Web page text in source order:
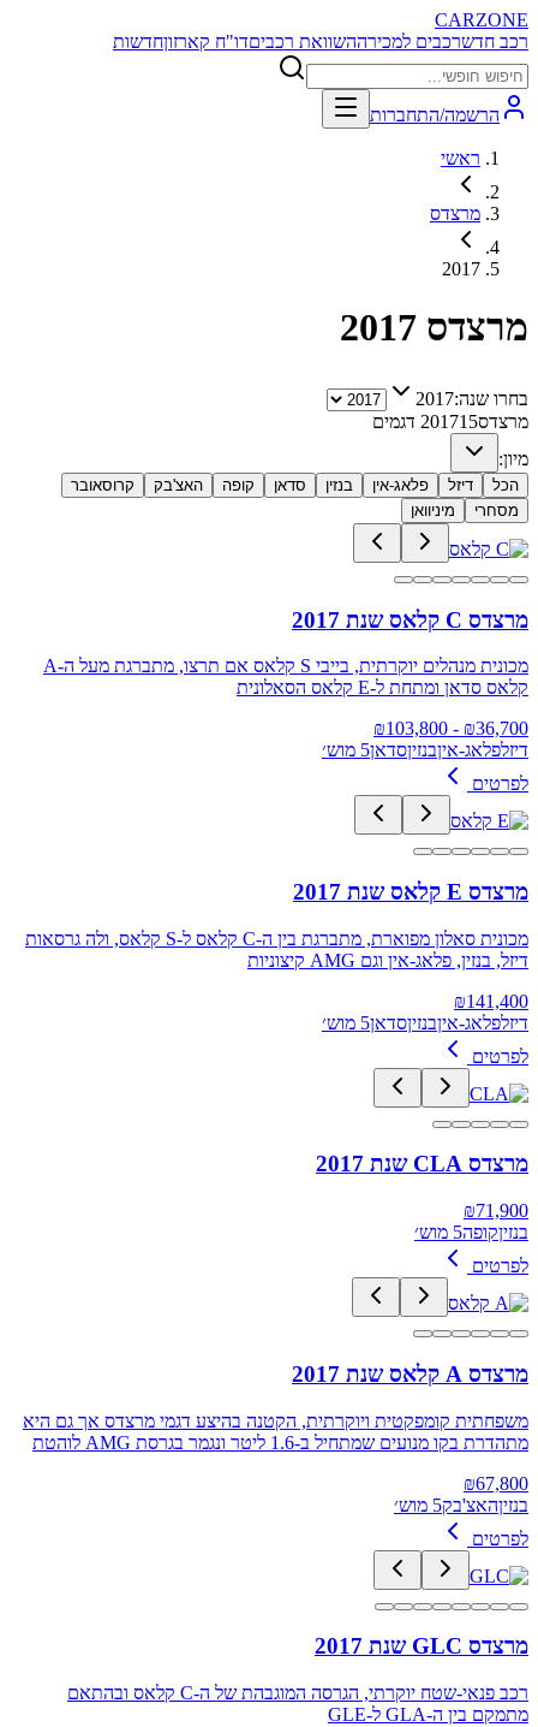
CARZONE
רכב חדשרכבים למכירההשוואת רכביםדו"ח קארזוןחדשות
הרשמה/התחברות
ראשי
מרצדס
2017
מרצדס 2017
בחרו שנה:2017
מרצדס
201715
דגמים
מיון:
הכל דיזל פלאג-אין בנזין סדאן קופה האצ'בק
קרוסאובר
מסחרי
מיניוואן
מרצדס C קלאס שנת 2017
מכונית מנהלים יוקרתית, בייבי S קלאס אם תרצו, מתברגת מעל ה-A
קלאס סדאן ומתחת ל-E קלאס הסאלונית
₪36,700
- ₪
103,800
דיזלפלאג-איןבנזיןסדאן5 מוש׳
לפרטים
מרצדס E קלאס שנת 2017
מכונית סאלון מפוארת, מתברגת בין ה-C קלאס ל-S קלאס, ולה גרסאות
דיזל, בנזין, פלאג-אין וגם AMG קיצוניות
₪141,400
דיזלפלאג-איןבנזיןסדאן5 מוש׳
לפרטים
מרצדס CLA שנת 2017
₪71,900
בנזיןקופה5 מוש׳
לפרטים
מרצדס A קלאס שנת 2017
משפחתית קומפקטית ויוקרתית, הקטנה בהיצע דגמי מרצדס אך גם היא
מתהדרת בקו מנועים שמתחיל ב-1.6 ליטר ונגמר בגרסת AMG לוהטת
₪67,800
בנזיןהאצ'בק5 מוש׳
לפרטים
מרצדס GLC שנת 2017
רכב פנאי-שטח יוקרתי, הגרסה המוגבהת של ה-C קלאס ובהתאם
מתמקם בין ה-GLA ל-GLE